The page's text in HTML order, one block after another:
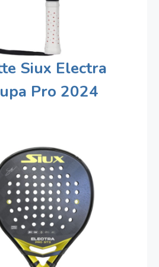
Siux Electra
Pro 2024